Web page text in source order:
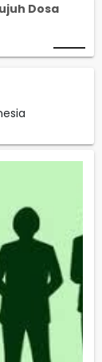
Dosa